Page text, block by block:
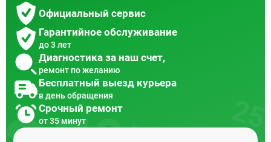
Официальный сервис
Гарантийное обслуживание
до 3 лет
Диагностика за наш счет,
ремонт по желанию
Бесплатный выезд курьера
в день обращения
Срочный ремонт
от 35 минут